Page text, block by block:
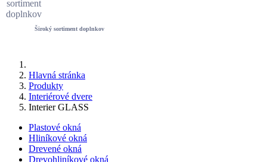
Široký sortiment doplnkov
Hlavná stránka
Produkty
Interiérové dvere
Interier GLASS
Plastové okná
Hliníkové okná
Drevené okná
Drevohliníkové okná